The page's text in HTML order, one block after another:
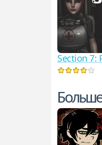
Section 7: